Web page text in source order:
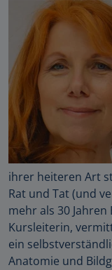
ihrer heiteren Art
Rat und Tat (und
mehr als 30
Kursleiterin,
ein
Anatomie und